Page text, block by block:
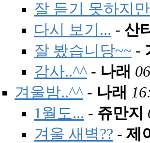
잘 듣기 못하지
다시 보기... - 산
잘 봤습니당~~ -
감사..^^ - 나래
겨울밤..^^ - 나래
1월도... - 쥬만지
겨울 새벽?? - 제